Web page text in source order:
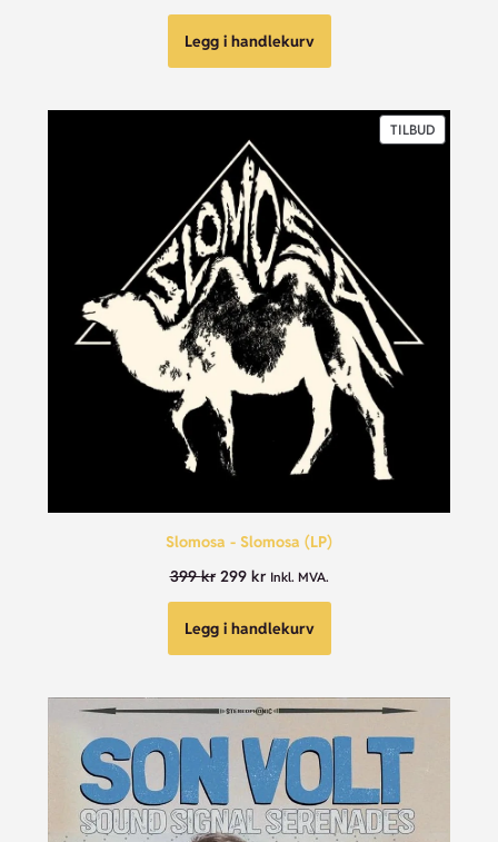
Legg i handlekurv
TILBUD
Slomosa - Slomosa (LP)
399kr 299 kr Inkl. MVA.
Legg i handlekurv